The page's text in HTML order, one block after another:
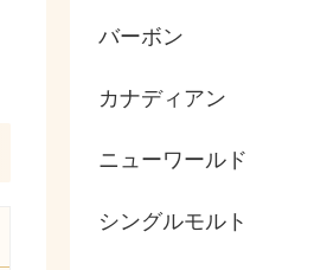
カナディアン
シングルモルト
ニューワールド
バーボン